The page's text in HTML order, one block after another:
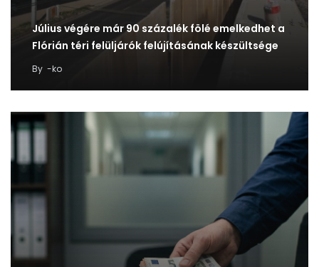
Július végére már 90 százalék fölé emelkedhet a
Flórián téri felüljárók felújításának készültsége
By -ko